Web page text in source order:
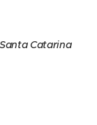
Catarina